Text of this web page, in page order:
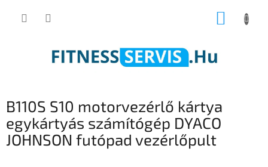
KOSÁR
B110S S10 motorvezérlő kártya
egykártyás számítógép DYACO
JOHNSON futópad vezérlőpult